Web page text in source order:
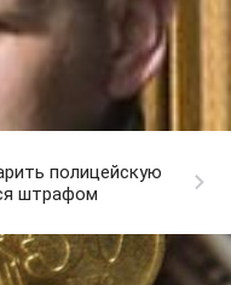
полицейскую
штрафом